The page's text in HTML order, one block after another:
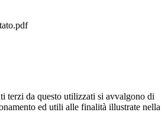
terzi da questo utilizzati si avvalgono di
ed utili alle finalità illustrate nella